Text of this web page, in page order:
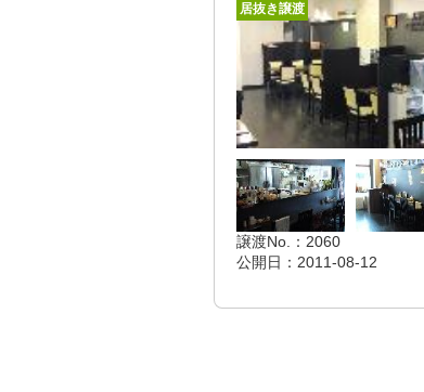
居抜き譲渡
譲渡No.：2060
公開日：2011-08-12